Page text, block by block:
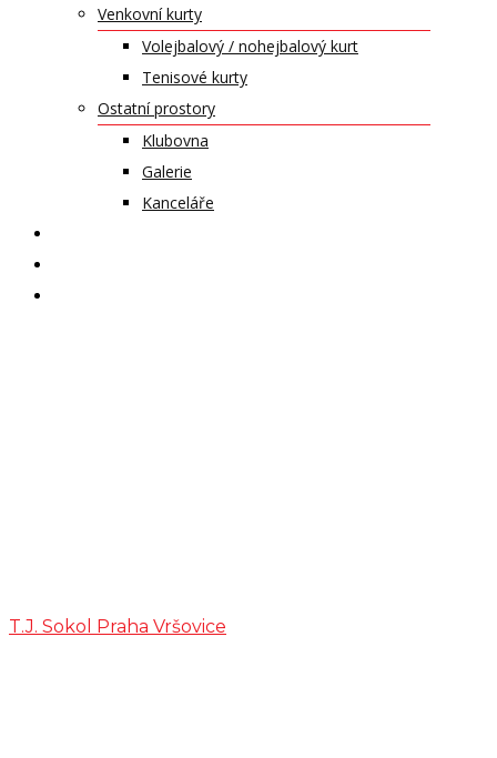
Venkovní kurty
Volejbalový / nohejbalový kurt
Tenisové kurty
Ostatní prostory
Klubovna
Galerie
Kanceláře
T.J. Sokol Praha Vršovice